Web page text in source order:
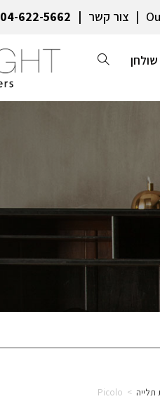
צור קשר 04-622-5662‏
שולחן
תלייה >
Picolo